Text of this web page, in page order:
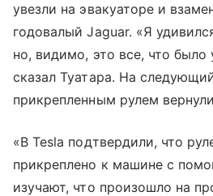
увезли на эвакуаторе и
годовалый Jaguar. «Я
но, видимо, это все, что
сказал Туатара. На
прикрепленным рулем
«В Tesla подтвердили, что
прикреплено к машине с
изучают, что произошло на